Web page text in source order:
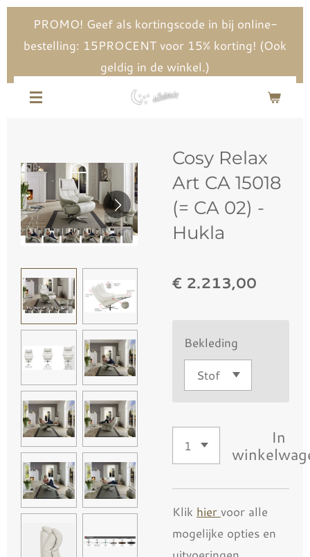
direct
de
hoofdinhoud
PROMO! Geef als kortingscode in bij online-
bestelling: 15PROCENT voor 15% korting! (Ook
geldig in de winkel.)
Cosy Relax
Art CA 15018
(= CA 02) -
Hukla
€ 2.213,00
Bekleding
In
Klik hier voor alle
mogelijke opties en